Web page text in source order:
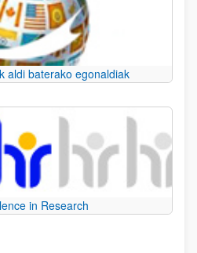
aldi baterako egonaldiak
in Research